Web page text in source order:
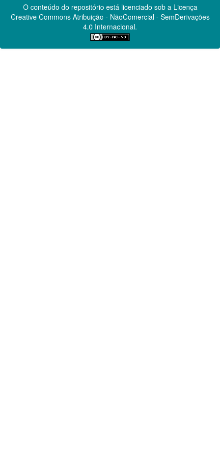
O conteúdo do repositório está licenciado sob a Licença
Creative CommonsAtribuição - NãoComercial - SemDerivações
4.0 Internacional.